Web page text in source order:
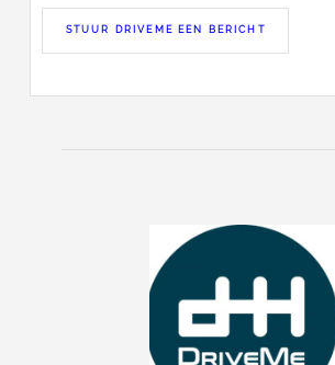
STUUR DRIVEME EEN BERICHT